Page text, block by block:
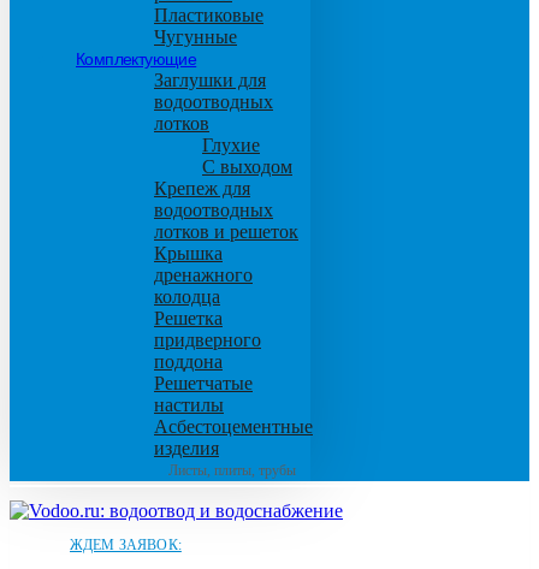
Пластиковые
Чугунные
Комплектующие
Заглушки для
водоотводных
лотков
Глухие
С выходом
Крепеж для
водоотводных
лотков и решеток
Крышка
дренажного
колодца
Решетка
придверного
поддона
Решетчатые
настилы
Асбестоцементные
изделия
Листы, плиты, трубы
ЖДЕМ ЗАЯВОК: